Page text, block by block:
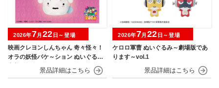
映画クレヨンしんちゃん 奇々怪々！
オラの妖怪バケ～ション ぬいぐるみ
2026年7月 22 日～登場
ケロロ軍曹 ぬいぐるみ～劇場版であ
ります～vol.1
2026年7月 22 日～登場